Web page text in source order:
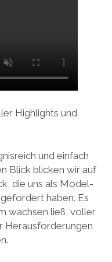
Highlights und
und einfach
Blick blicken wir auf
die uns als Model-
haben. Es
wachsen ließ, voller
Herausforderungen